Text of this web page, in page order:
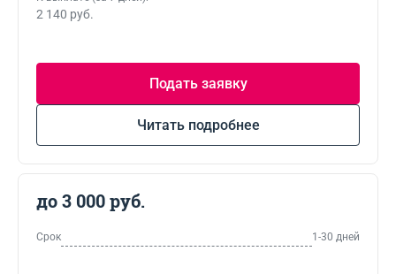
2 140 руб.
Подать заявку
Читать подробнее
до 3 000 руб.
Срок 1-30 дней